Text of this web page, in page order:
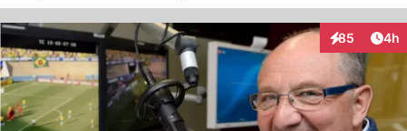
85
Interaktionen
4h